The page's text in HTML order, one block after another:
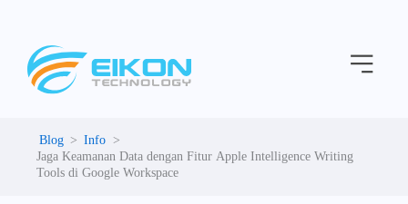
content
Menu
Info
Jaga Keamanan Data dengan Fitur Apple Intelligence Writing
Tools di Google Workspace
e
g
i
e
s